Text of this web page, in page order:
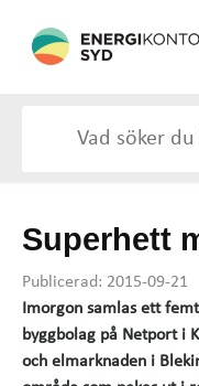
Superhett
Publicerad: 2015-09-21
Imorgon samlas ett
byggbolag på Netport i
och elmarknaden i